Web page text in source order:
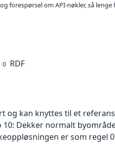
forespørsel om API-nøkler, så
0 RDF
og kan knyttes til et
Dekker normalt
er som regel